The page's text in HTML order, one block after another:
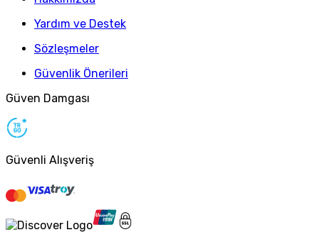
Yardım ve Destek
Sözleşmeler
Güvenlik Önerileri
Güven Damgası
Güvenli Alışveriş